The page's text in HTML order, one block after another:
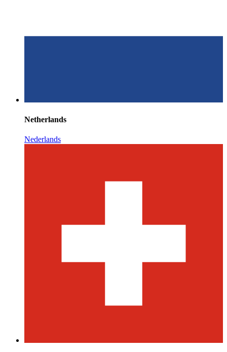
Netherlands
Nederlands